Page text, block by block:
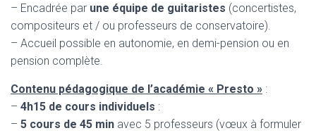
– Encadrée par une équipe de guitaristes (concertistes,
compositeurs et / ou professeurs de conservatoire).
– Accueil possible en autonomie, en demi-pension ou en
pension complète.
Contenu pédagogique de l’académie « Presto » :
– 4h15 de cours individuels :
– 5 cours de 45 min avec 5 professeurs (vœux à formuler